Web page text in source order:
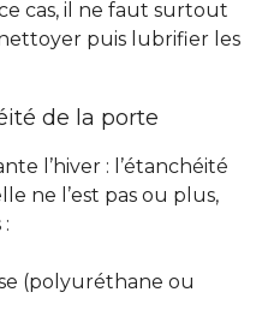
cas, il ne faut surtout
puis lubrifier les
de la porte
l’hiver : l’étanchéité
ne l’est pas ou plus,
(polyuréthane ou